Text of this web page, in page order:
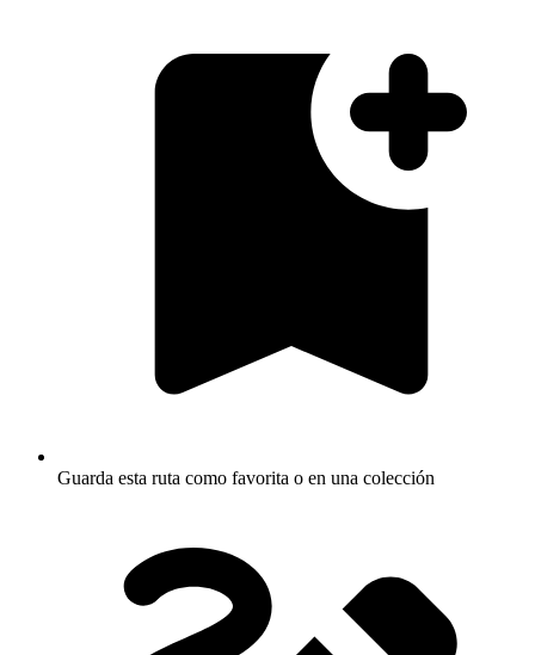
Guarda esta ruta como favorita o en una colección